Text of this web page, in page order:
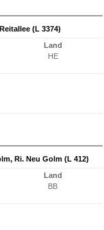
(L 3374)
Land
HE
Ri. Neu Golm (L 412)
Land
BB